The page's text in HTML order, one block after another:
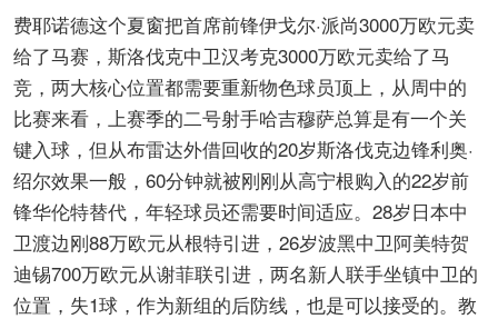
费耶诺德这个夏窗把首席前锋伊戈尔·派尚3000万欧元卖
给了马赛，斯洛伐克中卫汉考克3000万欧元卖给了马
竞，两大核心位置都需要重新物色球员顶上，从周中的
比赛来看，上赛季的二号射手哈吉穆萨总算是有一个关
键入球，但从布雷达外借回收的20岁斯洛伐克边锋利奥·
绍尔效果一般，60分钟就被刚刚从高宁根购入的22岁前
锋华伦特替代，年轻球员还需要时间适应。28岁日本中
卫渡边刚88万欧元从根特引进，26岁波黑中卫阿美特贺
迪锡700万欧元从谢菲联引进，两名新人联手坐镇中卫的
位置，失1球，作为新组的后防线，也是可以接受的。教